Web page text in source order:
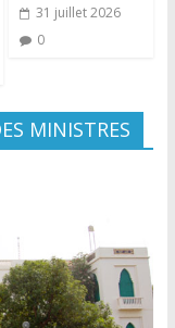
31 juillet 2026
0
MINISTRES